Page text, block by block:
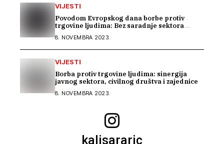
VIJESTI
Povodom Evropskog dana borbe protiv
trgovine ljudima: Bez saradnje sektora
8. NOVEMBRA 2023.
VIJESTI
Borba protiv trgovine ljudima: sinergija
javnog sektora, civilnog društva i zajednice
8. NOVEMBRA 2023.
kalisararic